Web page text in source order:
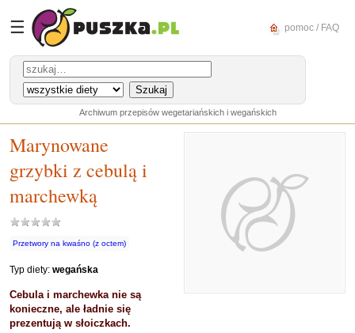
☰ pomoc / FAQ
Archiwum przepisów wegetariańskich i wegańskich
Marynowane
grzybki z cebulą i
marchewką
Przetwory na kwaśno (z octem)
Typ diety: wegańska
Cebula i marchewka nie są
konieczne, ale ładnie się
prezentują w słoiczkach.